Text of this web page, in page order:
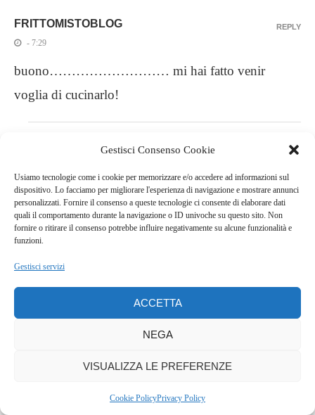
Gestisci Consenso Cookie
Usiamo tecnologie come i cookie per memorizzare e/o accedere ad informazioni sul
dispositivo. Lo facciamo per migliorare l'esperienza di navigazione e mostrare annunci
personalizzati. Fornire il consenso a queste tecnologie ci consente di elaborare dati
quali il comportamento durante la navigazione o ID univoche su questo sito. Non
fornire o ritirare il consenso potrebbe influire negativamente su alcune funzionalità e
funzioni.
Gestisci servizi
ACCETTA
NEGA
VISUALIZZA LE PREFERENZE
Cookie PolicyPrivacy Policy
FRITTOMISTOBLOG
- 7:29
buono……………………… mi hai fatto venir
voglia di cucinarlo!
REPLY
QUELLALUCINANELLACUCINA
Ahahahah, era quello che speravo di fare
REPLY